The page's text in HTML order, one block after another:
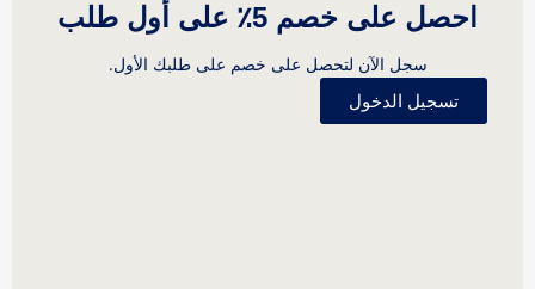
احصل على خصم 5٪ على أول طلب
سجل الآن لتحصل على خصم على طلبك الأول.
تسجيل الدخول